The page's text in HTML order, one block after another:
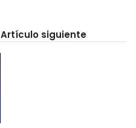
Artículo siguiente